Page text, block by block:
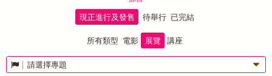
現正進行及發售 待舉行 已完結
所有類型 電影 展覽 講座
請選擇專題